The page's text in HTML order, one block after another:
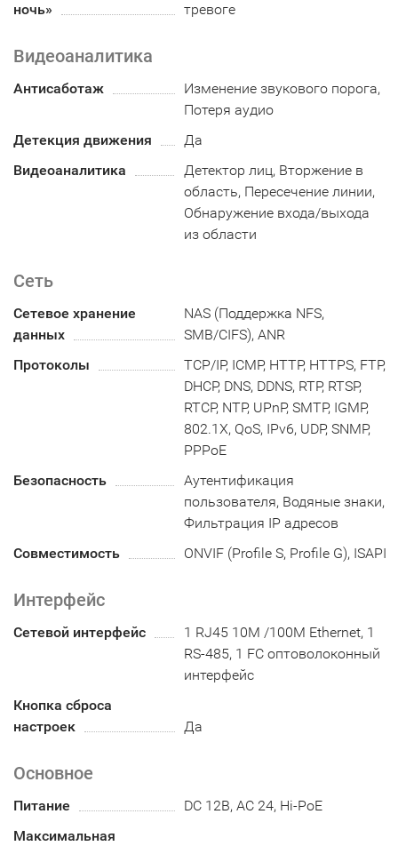
ночь»
тревоге
Видеоаналитика
Антисаботаж
Изменение звукового порога,
Потеря аудио
Детекция движения
Да
Видеоаналитика
Детектор лиц, Вторжение в
область, Пересечение линии,
Обнаружение входа/выхода
из области
Сеть
Сетевое хранение
данных
NAS (Поддержка NFS,
SMB/CIFS), ANR
Протоколы
TCP/IP, ICMP, HTTP, HTTPS, FTP,
DHCP, DNS, DDNS, RTP, RTSP,
RTCP, NTP, UPnP, SMTP, IGMP,
802.1X, QoS, IPv6, UDP, SNMP,
PPPoE
Безопасность
Аутентификация
пользователя, Водяные знаки,
Фильтрация IP адресов
Совместимость
ONVIF (Profile S, Profile G), ISAPI
Интерфейс
Сетевой интерфейс
1 RJ45 10M /100M Ethernet, 1
RS-485, 1 FC оптоволоконный
интерфейс
Кнопка сброса
настроек
Да
Основное
Питание
DC 12В, AC 24, Hi-PoE
Максимальная